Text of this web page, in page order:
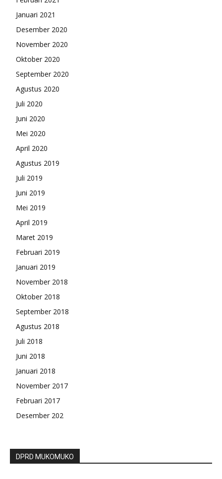
Januari 2021
Desember 2020
November 2020
Oktober 2020
September 2020
Agustus 2020
Juli 2020
Juni 2020
Mei 2020
April 2020
Agustus 2019
Juli 2019
Juni 2019
Mei 2019
April 2019
Maret 2019
Februari 2019
Januari 2019
November 2018
Oktober 2018
September 2018
Agustus 2018
Juli 2018
Juni 2018
Januari 2018
November 2017
Februari 2017
Desember 202
DPRD MUKOMUKO